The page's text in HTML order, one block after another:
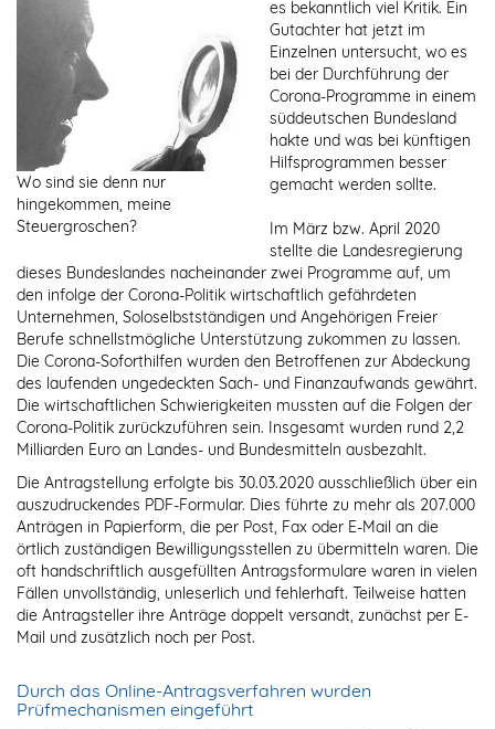
Wo sind sie denn nur
hingekommen, meine
Steuergroschen?
es bekanntlich viel Kritik. Ein
Gutachter hat jetzt im
Einzelnen untersucht, wo es
bei der Durchführung der
Corona-Programme in einem
süddeutschen Bundesland
hakte und was bei künftigen
Hilfsprogrammen besser
gemacht werden sollte.
Im März bzw. April 2020
stellte die Landesregierung
dieses Bundeslandes nacheinander zwei Programme auf, um
den infolge der Corona-Politik wirtschaftlich gefährdeten
Unternehmen, Soloselbstständigen und Angehörigen Freier
Berufe schnellstmögliche Unterstützung zukommen zu lassen.
Die Corona-Soforthilfen wurden den Betroffenen zur Abdeckung
des laufenden ungedeckten Sach- und Finanzaufwands gewährt.
Die wirtschaftlichen Schwierigkeiten mussten auf die Folgen der
Corona-Politik zurückzuführen sein. Insgesamt wurden rund 2,2
Milliarden Euro an Landes- und Bundesmitteln ausbezahlt.
Die Antragstellung erfolgte bis 30.03.2020 ausschließlich über ein
auszudruckendes PDF-Formular. Dies führte zu mehr als 207.000
Anträgen in Papierform, die per Post, Fax oder E-Mail an die
örtlich zuständigen Bewilligungsstellen zu übermitteln waren. Die
oft handschriftlich ausgefüllten Antragsformulare waren in vielen
Fällen unvollständig, unleserlich und fehlerhaft. Teilweise hatten
die Antragsteller ihre Anträge doppelt versandt, zunächst per E-
Mail und zusätzlich noch per Post.
Durch das Online-Antragsverfahren wurden
Prüfmechanismen eingeführt